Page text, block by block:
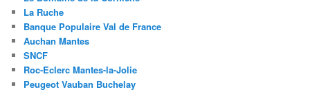
La Ruche
Banque Populaire Val de France
Auchan Mantes
SNCF
Roc-Eclerc Mantes-la-Jolie
Peugeot Vauban Buchelay